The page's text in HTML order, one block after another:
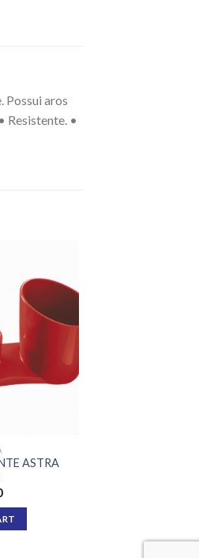
Possui aros
Resistente. •
ASTRA